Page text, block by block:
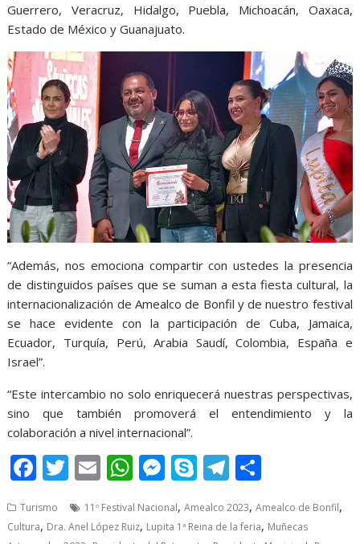
Guerrero, Veracruz, Hidalgo, Puebla, Michoacán, Oaxaca,
Estado de México y Guanajuato.
“Además, nos emociona compartir con ustedes la presencia
de distinguidos países que se suman a esta fiesta cultural, la
internacionalización de Amealco de Bonfil y de nuestro festival
se hace evidente con la participación de Cuba, Jamaica,
Ecuador, Turquía, Perú, Arabia Saudí, Colombia, España e
Israel”.
“Este intercambio no solo enriquecerá nuestras perspectivas,
sino que también promoverá el entendimiento y la
colaboración a nivel internacional”.
F
e
T
itt
E
ai
W
at
M
ss
S
y
T
e ar
Turismo 11º Festival Nacional,Amealco 2023,Amealco de Bonfil,
Cultura, Dra. Anel López Ruiz, Lupita 1ª Reina de la feria, Muñecas